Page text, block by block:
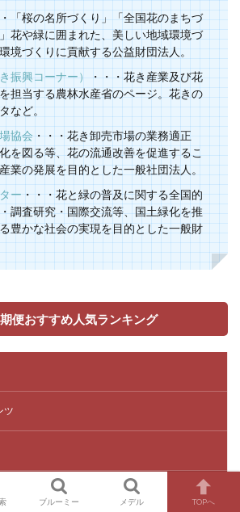
「桜の名所づくり」「全国花のまちづ
花や緑に囲まれた、美しい地域環境づ
境づくりに貢献する公益財団法人。
振興コーナー）・・・花き産業及び花
担当する農林水産省のページ。花きの
など。
協会・・・花き卸売市場の業務適正
を図る等、花の流通改善を促進するこ
業の発展を目的とした一般社団法人。
ー・・・花と緑の普及に関する全国的
調査研究・国際交流等、国土緑化を推
豊かな社会の実現を目的とした一般財
便おすすめ人気ランキング
ツ
ブルーミー メデル TOPへ